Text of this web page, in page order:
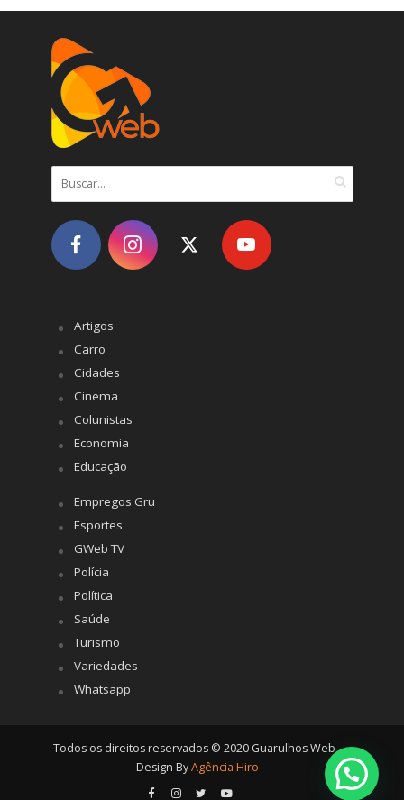
Artigos
Carro
Cidades
Cinema
Colunistas
Economia
Educação
Empregos Gru
Esportes
GWeb TV
Polícia
Política
Saúde
Turismo
Variedades
Whatsapp
Todos os direitos reservados © 2020 Guarulhos Web -
Design ByAgência Hiro